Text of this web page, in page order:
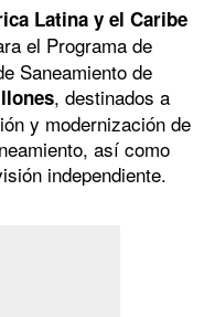
Latina y el Caribe
el Programa de
Saneamiento de
, destinados a
y modernización de
así como
independiente.